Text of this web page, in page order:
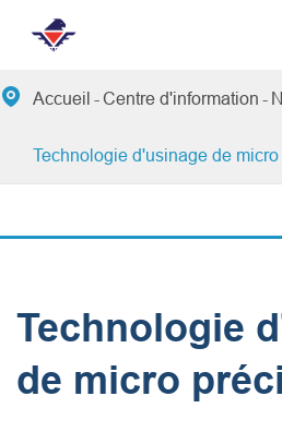
 Accueil Centre d'information
Technologie d'usinage de
Technologie
de micro